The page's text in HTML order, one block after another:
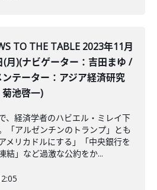
TO THE TABLE 2023年11月
(月)(ナビゲーター：吉田まゆ /
ンテーター：アジア経済研究
池啓一)
、経済学者のハビエル・ミレイ下
「アルゼンチンのトランプ」とも
メリカドルにする」「中央銀行を
結」など過激な公約をか...